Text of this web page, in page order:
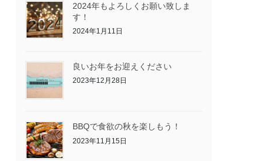
2024年もよろしくお願い致しま
す！
2024年1月11日
良いお年をお迎えください
2023年12月28日
BBQで食欲の秋を楽しもう！
2023年11月15日